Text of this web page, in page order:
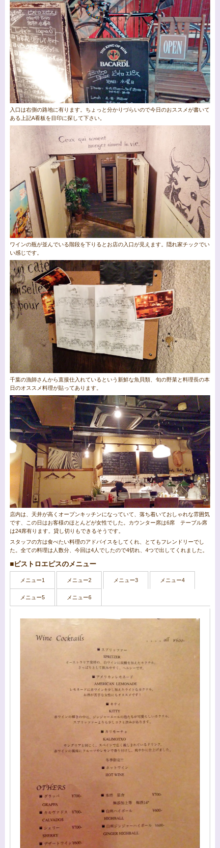
入口は右側の路地に有ります。ちょっと分かりづらいので今日のおススメが書いて
ある上記A看板を目印に探して下さい。
ワインの瓶が並んでいる階段を下りるとお店の入口が見えます。隠れ家チックでい
い感じです。
千葉の漁師さんから直接仕入れているという新鮮な魚貝類、旬の野菜と料理長の本
日のオススメ料理が貼ってあります。
店内は、天井が高くオープンキッチンになっていて、落ち着いておしゃれな雰囲気
です、この日はお客様のほとんどが女性でした。カウンター席は6席 テーブル席
は24席有ります。貸し切りもできるそうです。
スタッフの方は食べたい料理のアドバイスをしてくれ、とてもフレンドリーでし
た。全ての料理は人数分、今回は4人でしたので4切れ、4つで出してくれました。
■ビストロエピスのメニュー
メニュー1 メニュー2 メニュー3 メニュー4
メニュー5 メニュー6